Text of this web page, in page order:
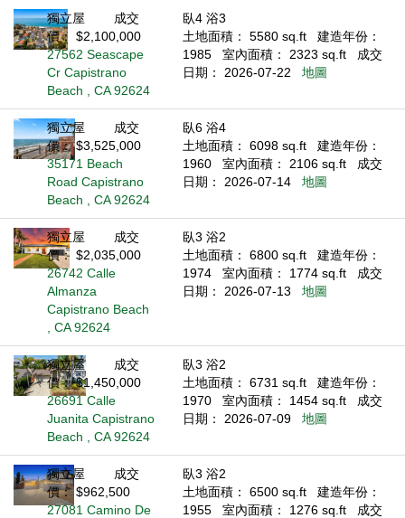
獨立屋
成交
價： $2,100,000
27562 Seascape
Cr Capistrano
Beach , CA 92624
臥4 浴3
土地面積： 5580 sq.ft
建造年份：
1985
室內面積： 2323 sq.ft
成交
日期： 2026-07-22
地圖
獨立屋
成交
價： $3,525,000
35171 Beach
Road Capistrano
Beach , CA 92624
臥6 浴4
土地面積： 6098 sq.ft
建造年份：
1960
室內面積： 2106 sq.ft
成交
日期： 2026-07-14
地圖
獨立屋
成交
價： $2,035,000
26742 Calle
Almanza
Capistrano Beach
, CA 92624
臥3 浴2
土地面積： 6800 sq.ft
建造年份：
1974
室內面積： 1774 sq.ft
成交
日期： 2026-07-13
地圖
獨立屋
成交
價： $1,450,000
26691 Calle
Juanita Capistrano
Beach , CA 92624
臥3 浴2
土地面積： 6731 sq.ft
建造年份：
1970
室內面積： 1454 sq.ft
成交
日期： 2026-07-09
地圖
獨立屋
成交
價： $962,500
27081 Camino De
臥3 浴2
土地面積： 6500 sq.ft
建造年份：
1955
室內面積： 1276 sq.ft
成交